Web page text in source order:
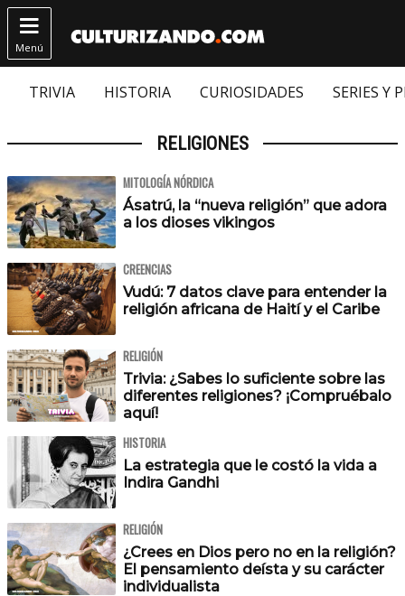

Menú
TRIVIA HISTORIA CURIOSIDADES SERIES Y
RELIGIONES
MITOLOGÍA NÓRDICA
Ásatrú, la “nueva religión” que adora
a los dioses vikingos
CREENCIAS
Vudú: 7 datos clave para entender la
religión africana de Haití y el Caribe
RELIGIÓN
Trivia: ¿Sabes lo suficiente sobre las
diferentes religiones? ¡Compruébalo
aquí!
HISTORIA
La estrategia que le costó la vida a
Indira Gandhi
RELIGIÓN
¿Crees en Dios pero no en la religión?
El pensamiento deísta y su carácter
individualista